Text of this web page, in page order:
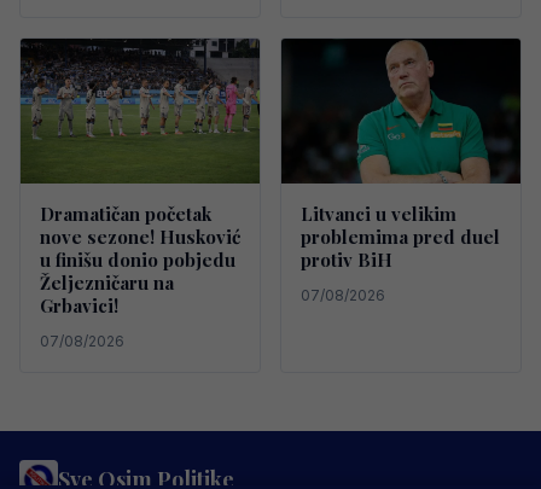
Dramatičan početak
nove sezone! Husković
u finišu donio pobjedu
Željezničaru na
Grbavici!
07/08/2026
Litvanci u velikim
problemima pred duel
protiv BiH
07/08/2026
Sve Osim Politike